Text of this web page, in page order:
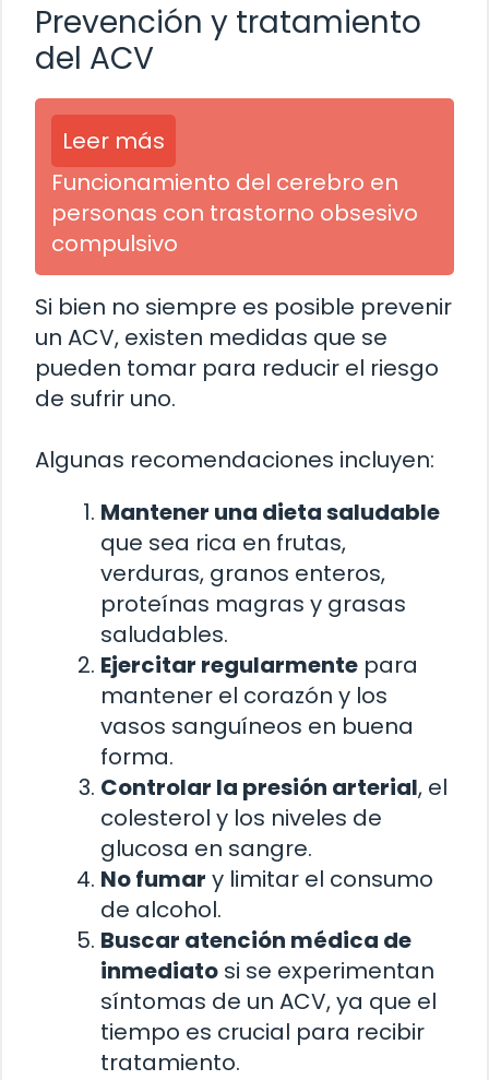
Prevención y tratamiento
del ACV
Leer más
Funcionamiento del cerebro en
personas con trastorno obsesivo
compulsivo
Si bien no siempre es posible prevenir
un ACV, existen medidas que se
pueden tomar para reducir el riesgo
de sufrir uno.
Algunas recomendaciones incluyen:
Mantener una dieta saludable
que sea rica en frutas,
verduras, granos enteros,
proteínas magras y grasas
saludables.
Ejercitar regularmente para
mantener el corazón y los
vasos sanguíneos en buena
forma.
Controlar la presión arterial, el
colesterol y los niveles de
glucosa en sangre.
No fumar y limitar el consumo
de alcohol.
Buscar atención médica de
inmediato si se experimentan
síntomas de un ACV, ya que el
tiempo es crucial para recibir
tratamiento.